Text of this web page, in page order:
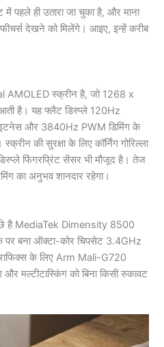
में पहले ही उतारा जा चुका है, और माना
फीचर्स देखने को मिलेंगे। आइए, इन्हें करीब
AMOLED स्क्रीन है, जो 1268 x
है। यह फ्लैट डिस्प्ले 120Hz
और 3840Hz PWM डिमिंग के
की सुरक्षा के लिए कॉर्निंग गोरिल्ला
फिंगरप्रिंट सेंसर भी मौजूद है। तेज
का अनुभव शानदार रहेगा।
है MediaTek Dimensity 8500
बना ऑक्टा-कोर चिपसेट 3.4GHz
के लिए Arm Mali-G720
मल्टीटास्किंग को बिना किसी रुकावट